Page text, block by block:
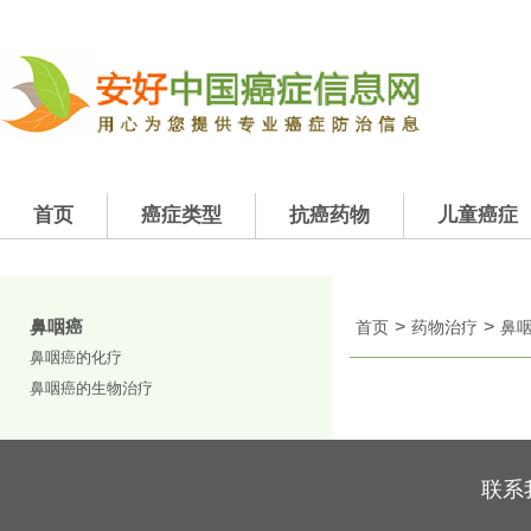
首页 癌症类型 抗癌药物 儿童癌症
鼻咽癌
鼻咽癌的化疗
鼻咽癌的生物治疗
首页 > 药物治疗 > 鼻
联系